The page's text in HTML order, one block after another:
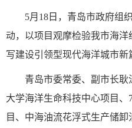
5月18日，青岛市政府组
动，以项目观摩检验我市海
写建设引领型现代海洋城市新
青岛市委常委、副市长
大学海洋生命科技中心项目
目、中海油流花浮式生产储